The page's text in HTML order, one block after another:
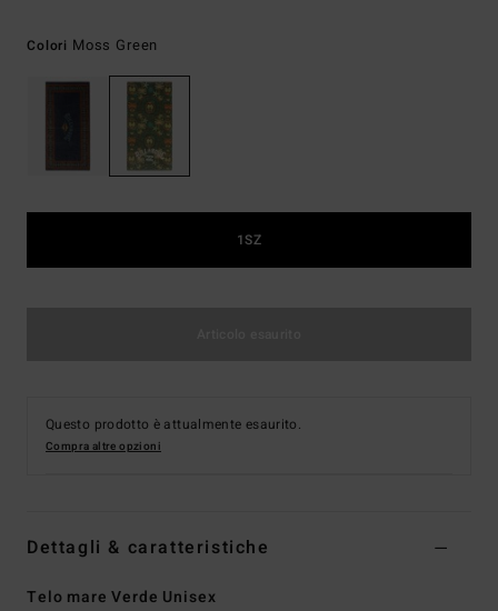
Colori Moss Green
1SZ
Questo prodotto è attualmente esaurito.
Compra altre opzioni
Dettagli & caratteristiche
Telo mare Verde Unisex